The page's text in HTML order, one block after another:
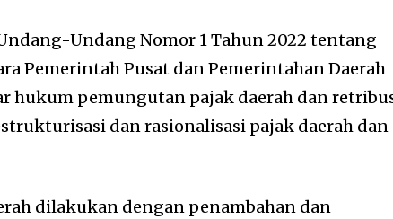
Undang Nomor 1 Tahun 2022 tentang
Pemerintah Pusat dan Pemerintahan Daerah
hukum pemungutan pajak daerah dan
dan rasionalisasi pajak daerah dan
dilakukan dengan penambahan dan